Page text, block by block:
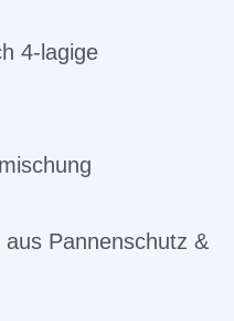
4-lagige
Pannenschutz &